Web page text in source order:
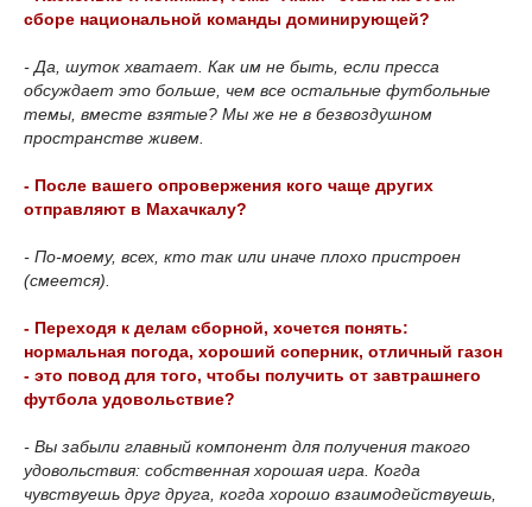
сборе национальной команды доминирующей?
- Да, шуток хватает. Как им не быть, если пресса
обсуждает это больше, чем все остальные футбольные
темы, вместе взятые? Мы же не в безвоздушном
пространстве живем.
- После вашего опровержения кого чаще других
отправляют в Махачкалу?
- По-моему, всех, кто так или иначе плохо пристроен
(смеется).
- Переходя к делам сборной, хочется понять:
нормальная погода, хороший соперник, отличный газон
- это повод для того, чтобы получить от завтрашнего
футбола удовольствие?
- Вы забыли главный компонент для получения такого
удовольствия: собственная хорошая игра. Когда
чувствуешь друг друга, когда хорошо взаимодействуешь,